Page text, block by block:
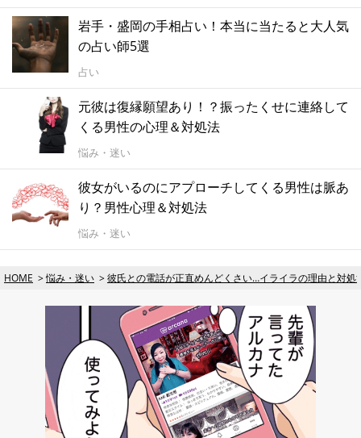
岩手・盛岡の手相占い！本当に当たると大人気
の占い師5選
占い
元彼は復縁願望あり！？振ったくせに連絡して
くる男性の心理＆対処法
悩み・迷い
彼女がいるのにアプローチしてくる男性は脈あ
り？男性心理＆対処法
悩み・迷い
HOME 悩み・迷い 彼氏との電話が正直めんどくさい…イライラの理由と対処